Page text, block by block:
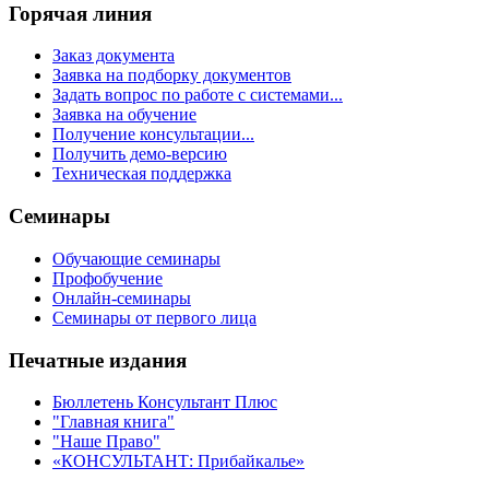
Горячая линия
Заказ документа
Заявка на подборку документов
Задать вопрос по работе с системами...
Заявка на обучение
Получение консультации...
Получить демо-версию
Техническая поддержка
Семинары
Обучающие семинары
Профобучение
Онлайн-семинары
Семинары от первого лица
Печатные издания
Бюллетень Консультант Плюс
"Главная книга"
"Наше Право"
«КОНСУЛЬТАНТ: Прибайкалье»